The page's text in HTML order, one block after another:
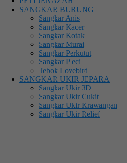
SANGKAR BURUNG
Sangkar Anis
Sangkar Kacer
Sangkar Kotak
Sangkar Murai
Sangkar Perkutut
Sangkar Pleci
Tebok Lovebird
SANGKAR UKIR JEPARA
Sangkar Ukir 3D
Sangkar Ukir Cukit
Sangkar Ukir Krawangan
Sangkar Ukir Relief